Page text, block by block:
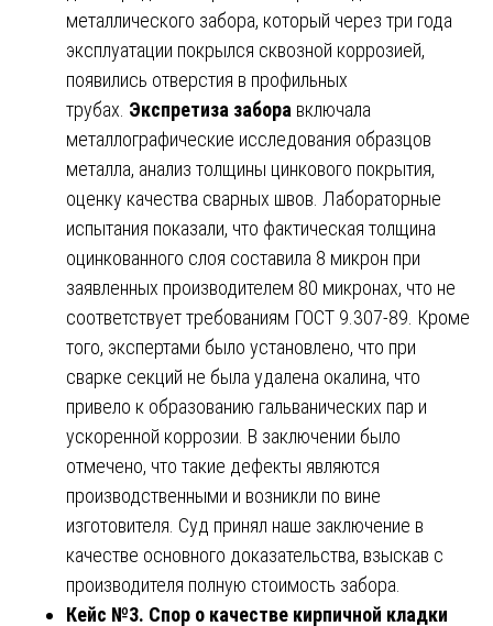
металлического забора, который через три года
эксплуатации покрылся сквозной коррозией,
появились отверстия в профильных
трубах. Экспретиза забора включала
металлографические исследования образцов
металла, анализ толщины цинкового покрытия,
оценку качества сварных швов. Лабораторные
испытания показали, что фактическая толщина
оцинкованного слоя составила 8 микрон при
заявленных производителем 80 микронах, что не
соответствует требованиям ГОСТ 9.307-89. Кроме
того, экспертами было установлено, что при
сварке секций не была удалена окалина, что
привело к образованию гальванических пар и
ускоренной коррозии. В заключении было
отмечено, что такие дефекты являются
производственными и возникли по вине
изготовителя. Суд принял наше заключение в
качестве основного доказательства, взыскав с
производителя полную стоимость забора.
Кейс №3. Спор о качестве кирпичной кладки